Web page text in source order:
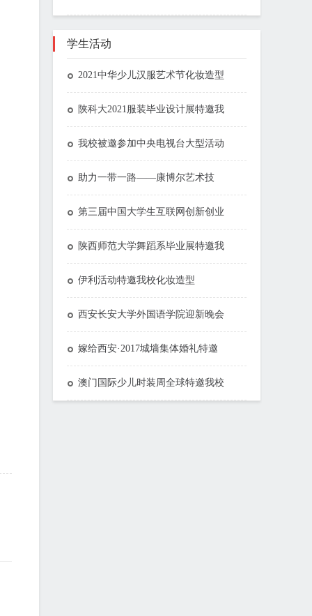
学生活动
2021中华少儿汉服艺术节化妆造型
陕科大2021服装毕业设计展特邀我
我校被邀参加中央电视台大型活动
助力一带一路——康博尔艺术技
第三届中国大学生互联网创新创业
陕西师范大学舞蹈系毕业展特邀我
伊利活动特邀我校化妆造型
西安长安大学外国语学院迎新晚会
嫁给西安·2017城墙集体婚礼特邀
澳门国际少儿时装周全球特邀我校